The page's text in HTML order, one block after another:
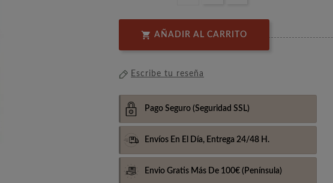
 AÑADIR AL CARRITO
Escribe tu reseña
Pago Seguro (Seguridad SSL)
Envíos En El Día, Entrega 24/48 H.
Envio Gratis Más De 100€ (Península)